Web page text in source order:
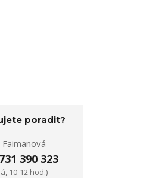
poradit?
Faimanová
390 323
10-12 hod.)